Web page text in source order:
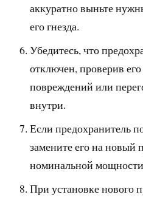
аккуратно выньте
его гнезда.
Убедитесь, что
отключен, проверив
повреждений или
внутри.
Если предохранитель
замените его на новый
номинальной
При установке нового